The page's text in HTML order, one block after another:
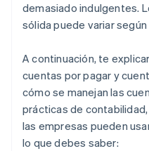
demasiado indulgentes.
sólida puede variar
A continuación, te
cuentas por pagar y
cómo se manejan las
prácticas de
las empresas pueden
lo que debes saber: